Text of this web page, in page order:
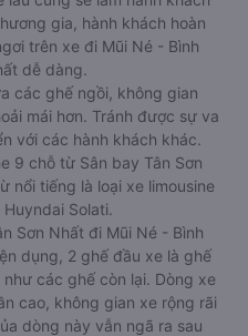
gia, hành khách hoàn
trên xe đi Mũi Né - Bình
dễ dàng.
các ghế ngồi, không gian
mái hơn. Tránh được sự va
với các hành khách khác.
9 chỗ từ Sân bay Tân Sơn
nổi tiếng là loại xe limousine
Solati.
Sơn Nhất đi Mũi Né - Bình
dụng, 2 ghế đầu xe là ghế
các ghế còn lại. Dòng xe
cao, không gian xe rộng rãi
dòng này vẫn ngã ra sau